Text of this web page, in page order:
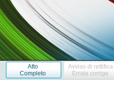
Atto
Completo
Avviso di rettifica
Errata corrige